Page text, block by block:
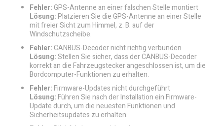
Fehler:GPS-Antenne an einer falschen Stelle montiert
Lösung:Platzieren Sie die GPS-Antenne an einer Stelle
mit freier Sicht zum Himmel, z. B. auf der
Windschutzscheibe.
Fehler:CANBUS-Decoder nicht richtig verbunden
Lösung:Stellen Sie sicher, dass der CANBUS-Decoder
korrekt an die Fahrzeugstecker angeschlossen ist, um die
Bordcomputer-Funktionen zu erhalten.
Fehler:Firmware-Updates nicht durchgeführt
Lösung:Führen Sie nach der Installation ein Firmware-
Update durch, um die neuesten Funktionen und
Sicherheitsupdates zu erhalten.